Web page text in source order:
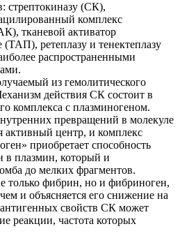
стрептокиназу (СК),
комплекс
тканевой активатор
(ТАП), ретеплазу и тенектеплазу
распространенными
из гемолитического
действия СК состоит в
комплекса с плазминогеном.
превращений в молекуле
активный центр, и комплекс
приобретает способность
в плазмин, который и
до мелких фрагментов.
только фибрин, но и фибриноген,
и объясняется его снижение на
свойств СК может
реакции, частота которых